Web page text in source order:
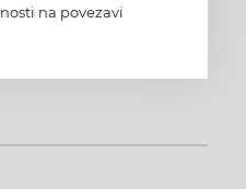
na povezavi